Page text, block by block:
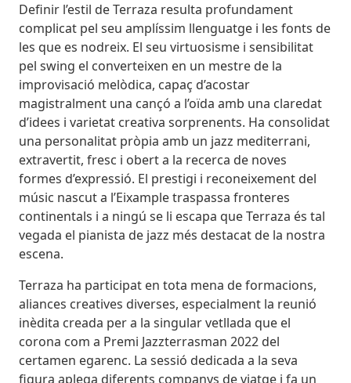
Definir l’estil de Terraza resulta profundament
complicat pel seu amplíssim llenguatge i les fonts de
les que es nodreix. El seu virtuosisme i sensibilitat
pel swing el converteixen en un mestre de la
improvisació melòdica, capaç d’acostar
magistralment una cançó a l’oïda amb una claredat
d’idees i varietat creativa sorprenents. Ha consolidat
una personalitat pròpia amb un jazz mediterrani,
extravertit, fresc i obert a la recerca de noves
formes d’expressió. El prestigi i reconeixement del
músic nascut a l’Eixample traspassa fronteres
continentals i a ningú se li escapa que Terraza és tal
vegada el pianista de jazz més destacat de la nostra
escena.
Terraza ha participat en tota mena de formacions,
aliances creatives diverses, especialment la reunió
inèdita creada per a la singular vetllada que el
corona com a Premi Jazzterrasman 2022 del
certamen egarenc. La sessió dedicada a la seva
figura aplega diferents companys de viatge i fa un